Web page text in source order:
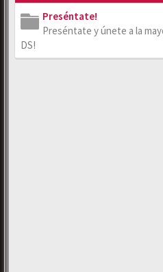
Preséntate!
Preséntate y únete a la
DS!